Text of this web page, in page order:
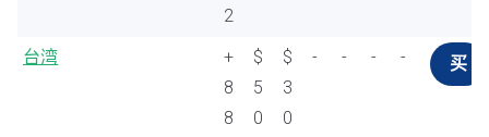
2
台湾
+
8
8
$
5
0
$
3
0
- - - - 买